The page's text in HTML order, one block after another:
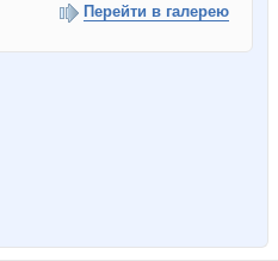
Перейти в галерею